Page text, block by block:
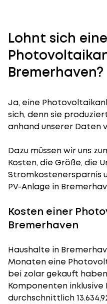
Lohnt sich eine
Bremerhaven?
Ja, eine
sich, denn sie
anhand unserer Daten
Dazu müssen wir uns
Kosten, die Größe, die
Stromkostenersparnis
PV-Anlage in
Kosten einer
Bremerhaven
Haushalte in
Monaten eine
bei zolar gekauft
Komponenten
durchschnittlich